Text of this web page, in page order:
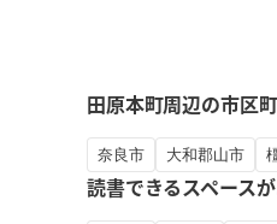
田原本町周辺の市区
奈良市 大和郡山市
読書できるスペース